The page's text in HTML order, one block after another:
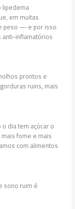
lipedema
em muitas
peso — e por isso
anti-inflamatórios
prontos e
ruins, mais
o dia tem açúcar o
fome e mais
com alimentos
sono ruim é